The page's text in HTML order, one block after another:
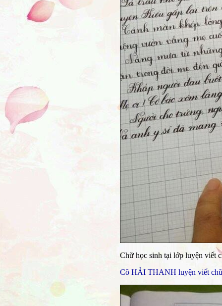
Chữ học sinh tại lớp luyện viết
Cô HẢI THANH luyện viết